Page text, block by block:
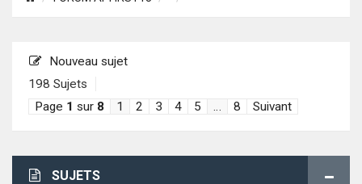
Nouveau sujet
198 Sujets
Page 1 sur 8 1 2 3 4 5 … 8 Suivant
SUJETS